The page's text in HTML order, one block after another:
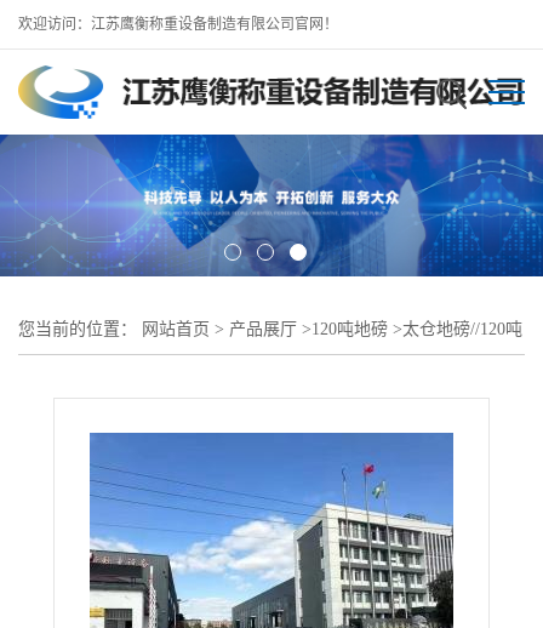
欢迎访问：江苏鹰衡称重设备制造有限公司官网！
您当前的位置： 网站首页 > 产品展厅 >120吨地磅 >太仓地磅//120吨